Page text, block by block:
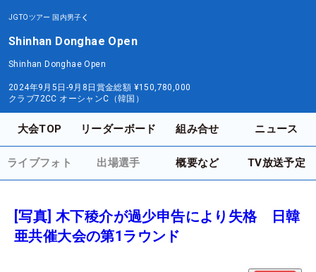
JGTOツアー 国内男子
Shinhan Donghae Open
Shinhan Donghae Open
2024年9月5日-9月8日 賞金総額 ¥150,780,000
クラブ72CC オーシャンC（韓国）
大会TOP リーダーボード 組み合せ ニュース
ライブフォト 出場選手 概要など TV放送予定
[写真] 木下稜介が過少申告により失格 日韓
亜共催大会の第1ラウンド